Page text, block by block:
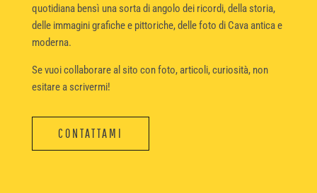
quotidiana bensì una sorta di angolo dei ricordi, della storia,
delle immagini grafiche e pittoriche, delle foto di Cava antica e
moderna.
Se vuoi collaborare al sito con foto, articoli, curiosità, non
esitare a scrivermi!
CONTATTAMI